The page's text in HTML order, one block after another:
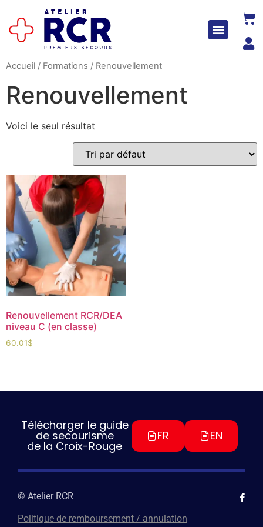
Accueil / Formations / Renouvellement
Renouvellement
Voici le seul résultat
Renouvellement RCR/DEA
niveau C (en classe)
60.01$
Télécharger le guide
de secourisme
de la Croix-Rouge
FR EN
© Atelier RCR
Politique de remboursement / annulation